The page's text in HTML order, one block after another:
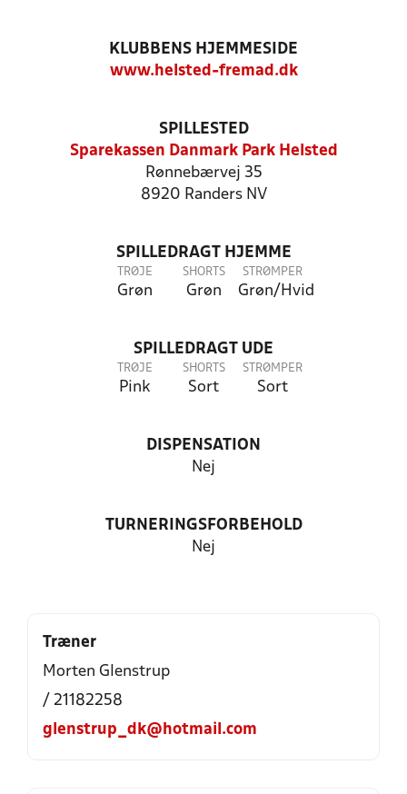
KLUBBENS HJEMMESIDE
www.helsted-fremad.dk
SPILLESTED
Sparekassen Danmark Park Helsted
Rønnebærvej 35
8920 Randers NV
SPILLEDRAGT HJEMME
TRØJE
Grøn
SHORTS
Grøn
STRØMPER
Grøn/Hvid
SPILLEDRAGT UDE
TRØJE
Pink
SHORTS
Sort
STRØMPER
Sort
DISPENSATION
Nej
TURNERINGSFORBEHOLD
Nej
Træner
Morten Glenstrup
/ 21182258
glenstrup_dk@hotmail.com